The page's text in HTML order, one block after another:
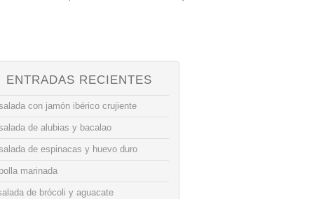
ENTRADAS RECIENTES
con jamón ibérico crujiente
de alubias y bacalao
de espinacas y huevo duro
marinada
de brócoli y aguacate